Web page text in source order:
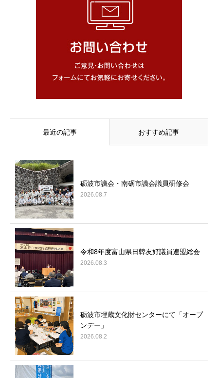
最近の記事 おすすめ記事
砺波市議会・南砺市議会議員研修会
2026.08.7
令和8年度富山県日韓友好議員連盟総会
2026.08.3
砺波市埋蔵文化財センターにて「オープ
ンデー」
2026.08.2